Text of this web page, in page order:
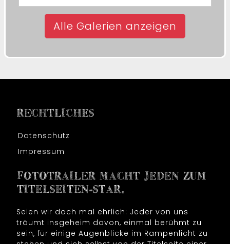
Alle Galerien anzeigen
RECHTLICHES
Datenschutz
Impressum
FOTOTRAILER MACHT JEDEN ZUM
TITELSEITEN-STAR.
Seien wir doch mal ehrlich: Jeder von uns
träumt insgeheim davon, einmal berühmt zu
sein, für einige Augenblicke im Rampenlicht zu